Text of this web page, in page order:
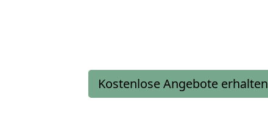
Kostenlose Angebote erhalten